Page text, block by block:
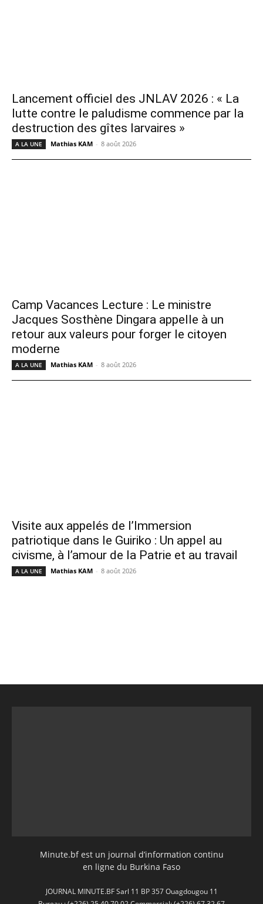
Lancement officiel des JNLAV 2026 : « La
lutte contre le paludisme commence par la
destruction des gîtes larvaires »
A LA UNE Mathias KAM - 8 août 2026
Camp Vacances Lecture : Le ministre
Jacques Sosthène Dingara appelle à un
retour aux valeurs pour forger le citoyen
moderne
A LA UNE Mathias KAM - 8 août 2026
Visite aux appelés de l’Immersion
patriotique dans le Guiriko : Un appel au
civisme, à l’amour de la Patrie et au travail
A LA UNE Mathias KAM - 8 août 2026
Minute.bf est un journal d’information continu
en ligne du Burkina Faso
JOURNAL MINUTE.BF Sarl 11 BP 357 Ouagdougou 11